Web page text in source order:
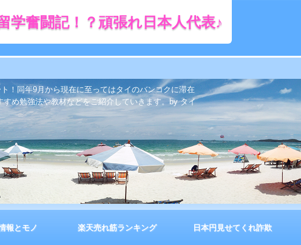
学奮闘記！？頑張れ日本人代表♪
！同年9月から現在に至ってはタイのバンコクに滞在
め勉強法や教材などをご紹介していきます。by タイ
報とモノ 楽天売れ筋ランキング 日本円見せてくれ詐欺